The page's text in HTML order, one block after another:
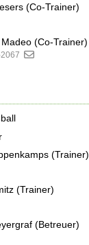
(Co-Trainer)
(Co-Trainer)
(Trainer)
(Trainer)
(Betreuer)